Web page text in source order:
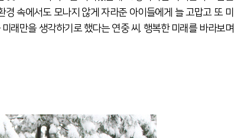
경 속에서도 모나지 않게 자라준 아이들에게 늘 고맙고 또 미
미래만을 생각하기로 했다는 연중 씨. 행복한 미래를 바라보며